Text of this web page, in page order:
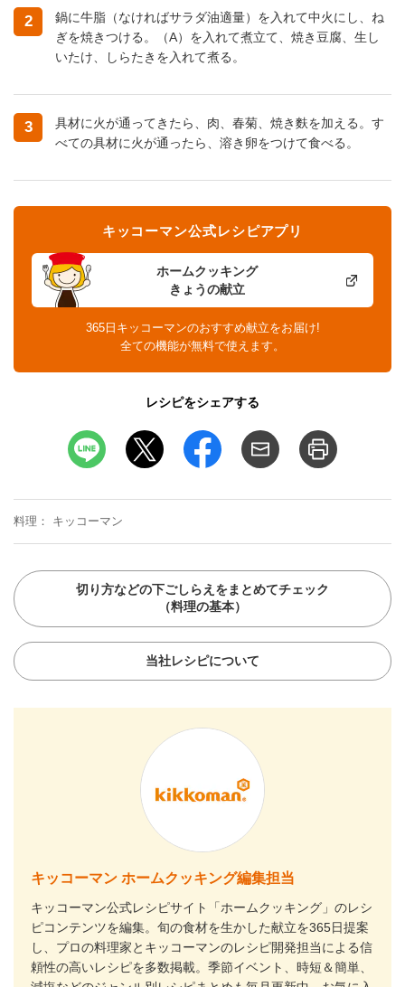
2
鍋に牛脂（なければサラダ油適量）を入れて中火にし、ね
ぎを焼きつける。（A）を入れて煮立て、焼き豆腐、生し
いたけ、しらたきを入れて煮る。
3
具材に火が通ってきたら、肉、春菊、焼き麩を加える。す
べての具材に火が通ったら、溶き卵をつけて食べる。
ホームクッキング
きょうの献立
キッコーマン公式レシピアプリ
365日キッコーマンのおすすめ献立をお届け!
全ての機能が無料で使えます。
レシピをシェアする
料理 キッコーマン
切り方などの下ごしらえをまとめてチェック
（料理の基本）
当社レシピについて
キッコーマン ホームクッキング編集担当
キッコーマン公式レシピサイト「ホームクッキング」のレシ
ピコンテンツを編集。旬の食材を生かした献立を365日提案
し、プロの料理家とキッコーマンのレシピ開発担当による信
頼性の高いレシピを多数掲載。季節イベント、時短＆簡単、